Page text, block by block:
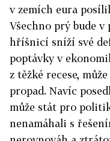
v zemích eura
Všechno prý bude v
hříšnicí sníží své
poptávky v
z těžké recese,
propad. Navíc
může stát pro
nenamáhali s